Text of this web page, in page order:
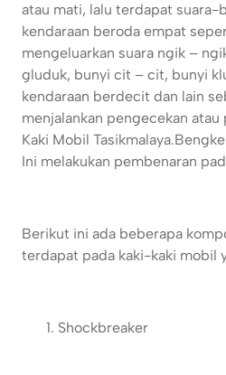
atau mati, lalu terdapat suara-
kendaraan beroda empat
mengeluarkan suara ngik –
gluduk, bunyi cit – cit, bunyi
kendaraan berdecit dan lain
menjalankan pengecekan
Kaki Mobil Tasikmalaya.
Ini melakukan pembenaran
Berikut ini ada beberapa
terdapat pada kaki-kaki mobil
Shockbreaker